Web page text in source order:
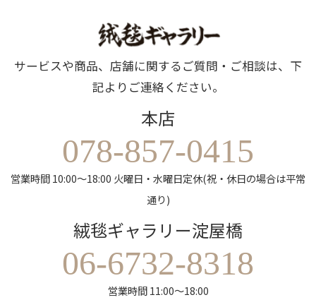
サービスや商品、店舗に関するご質問・ご相談は、下
記よりご連絡ください。
本店
078-857-0415
営業時間 10:00～18:00 火曜日・水曜日定休(祝・休日の場合は平常
通り)
絨毯ギャラリー淀屋橋
06-6732-8318
営業時間 11:00～18:00